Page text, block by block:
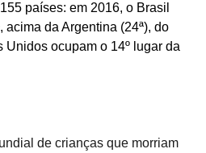
países: em 2016, o Brasil
da Argentina (24ª), do
Unidos ocupam o 14º lugar da
de crianças que morriam